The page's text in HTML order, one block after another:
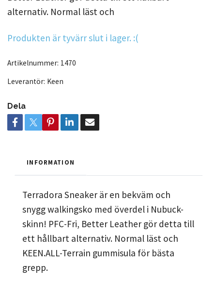
alternativ. Normal läst och
Produkten är tyvärr slut i lager. :(
Artikelnummer: 1470
Leverantör: Keen
Dela
INFORMATION
Terradora Sneaker är en bekväm och
snygg walkingsko med överdel i Nubuck-
skinn! PFC-Fri, Better Leather gör detta till
ett hållbart alternativ. Normal läst och
KEEN.ALL-Terrain gummisula för bästa
grepp.